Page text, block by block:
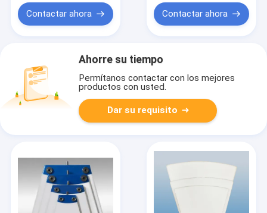
Contactar ahora Contactar ahora
Ahorre su tiempo
Permítanos contactar con los mejores
productos con usted.
Dar su requisito